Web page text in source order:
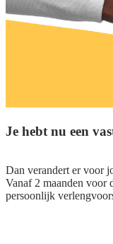
Je hebt nu een
Dan verandert er voor
Vanaf 2 maanden voor
persoonlijk